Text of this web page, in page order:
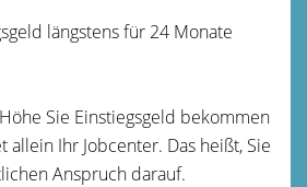
längstens für 24 Monate
Sie Einstiegsgeld bekommen
allein Ihr Jobcenter. Das heißt, Sie
Anspruch darauf.